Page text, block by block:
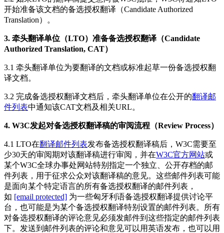
开始准备该文档的备选授权翻译（Candidate Authorized
Translation）。
3. 牵头翻译单位（LTO）准备备选授权翻译（Candidate
Authorized Translation, CAT）
3.1 牵头翻译单位为要翻译的文档或标准起草一份备选授权翻
译文档。
3.2 完成备选授权翻译文档后，牵头翻译单位在公开的翻译邮
件列表中通知该CAT文档及相关URL。
4. W3C发起对备选授权翻译稿的审阅流程（Review Process）
4.1 LTO在翻译邮件列表发布备选授权翻译稿后，W3C需要至
少30天的审阅期对该翻译稿进行审阅，并在W3C官方网站或
某个W3C全球办事处网站特别指定一个独立、公开存档的邮
件列表，用于征求公众对该翻译稿的意见。这些邮件列表可能
是面向某个特定语言的所有备选授权翻译的邮件列表，
如 [email protected] 为一些匈牙利语备选授权翻译提供讨论平
台，也可能是为某个备选授权翻译特别设置的邮件列表。所有
对备选授权翻译的评论意见必须发邮件到这些指定的邮件列表
下。发送到邮件列表的评论和意见可以用英语发布，也可以用